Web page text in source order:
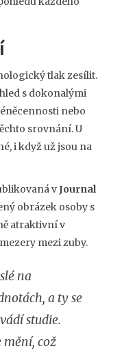
tlak zesílit.
s dokonalými
nebo
srovnání. U
i když už jsou na
vJournal
obrázek osoby s
atraktivní v
mezi zuby.
na
a ty se
studie.
mění, což